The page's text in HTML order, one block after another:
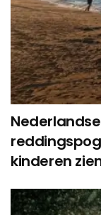
kinderen